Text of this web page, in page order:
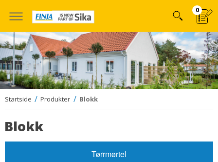
innehÃ¥llet
0
Startside Produkter Blokk
Blokk
Tørrmørtel